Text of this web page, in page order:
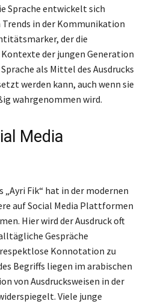
Sprache entwickelt sich
in der Kommunikation
der die
der jungen Generation
als Mittel des Ausdrucks
werden kann, auch wenn sie
wahrgenommen wird.
Media
„Ayri Fik“ hat in der modernen
auf Social Media Plattformen
Hier wird der Ausdruck oft
Gespräche
Konnotation zu
Begriffs liegen im arabischen
von Ausdrucksweisen in der
Viele junge